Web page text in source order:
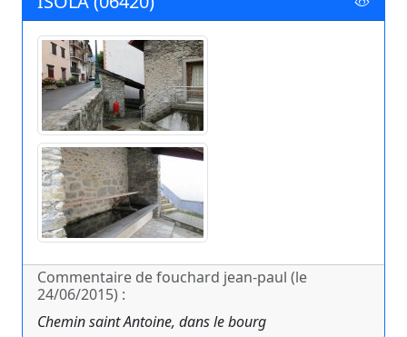
Commentaire de fouchard jean-paul (le
24/06/2015) :
Chemin saint Antoine, dans le bourg